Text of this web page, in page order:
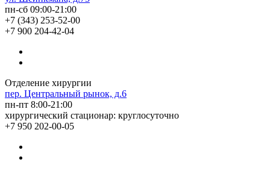
пн-сб 09:00-21:00
+7 (343) 253-52-00
+7 900 204-42-04
Отделение хирургии
пер. Центральный рынок, д.6
пн-пт 8:00-21:00
хирургический стационар: круглосуточно
+7 950 202-00-05